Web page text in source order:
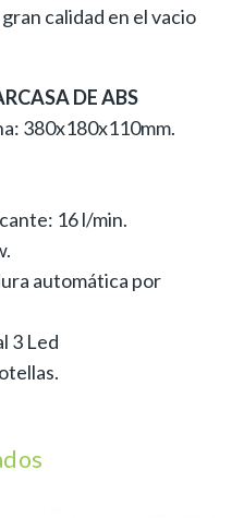
calidad en el vacio
DE ABS
380x180x110mm.
16 l/min.
automática por
3 Led